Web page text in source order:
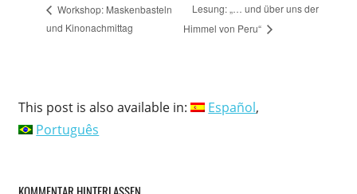
Workshop: Maskenbasteln
und Kinonachmittag
Lesung: „… und über uns der
Himmel von Peru“
This post is also available in:
Español
Português
KOMMENTAR HINTERLASSEN